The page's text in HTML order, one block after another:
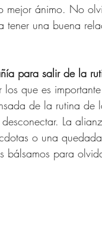
de 40
mejor ánimo. No
tener una buena
para salir de la
que es
de la rutina
La
o una
bálsamos para